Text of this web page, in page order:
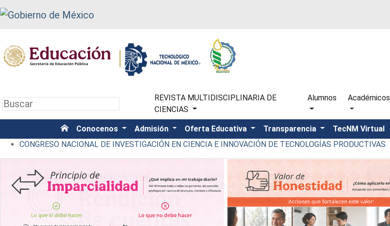
REVISTA MULTIDISCIPLINARIA DE
CIENCIAS
Alumnos Académicos
Conocenos Admisión Oferta Educativa Transparencia TecNM Virtual
CONGRESO NACIONAL DE INVESTIGACIÓN EN CIENCIA E INNOVACIÓN DE TECNOLOGÍAS PRODUCTIVAS